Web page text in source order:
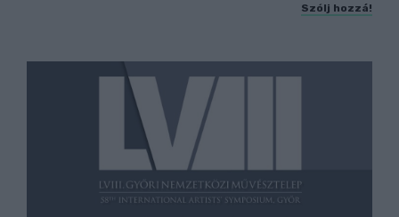
Szólj hozzá!